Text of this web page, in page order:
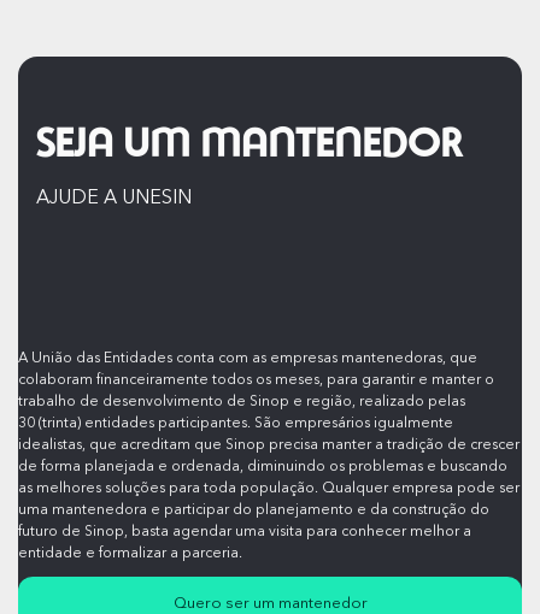
SEJA UM MANTENEDOR
AJUDE A UNESIN
A União das Entidades conta com as empresas mantenedoras, que
colaboram financeiramente todos os meses, para garantir e manter o
trabalho de desenvolvimento de Sinop e região, realizado pelas
30 (trinta) entidades participantes. São empresários igualmente
idealistas, que acreditam que Sinop precisa manter a tradição de crescer
de forma planejada e ordenada, diminuindo os problemas e buscando
as melhores soluções para toda população. Qualquer empresa pode ser
uma mantenedora e participar do planejamento e da construção do
futuro de Sinop, basta agendar uma visita para conhecer melhor a
entidade e formalizar a parceria.
Quero ser um mantenedor